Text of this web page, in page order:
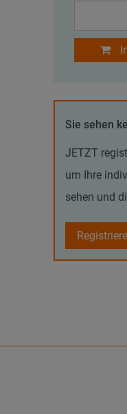
Sie sehen
JETZT
um Ihre
sehen und